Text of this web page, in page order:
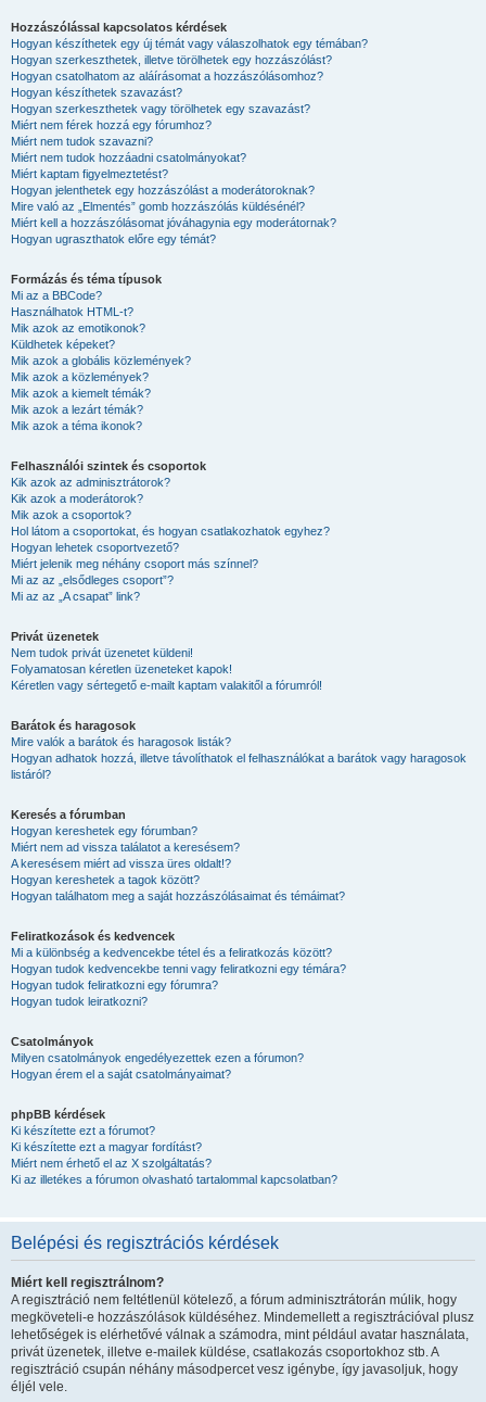
Hozzászólással kapcsolatos kérdések
Hogyan készíthetek egy új témát vagy válaszolhatok egy témában?
Hogyan szerkeszthetek, illetve törölhetek egy hozzászólást?
Hogyan csatolhatom az aláírásomat a hozzászólásomhoz?
Hogyan készíthetek szavazást?
Hogyan szerkeszthetek vagy törölhetek egy szavazást?
Miért nem férek hozzá egy fórumhoz?
Miért nem tudok szavazni?
Miért nem tudok hozzáadni csatolmányokat?
Miért kaptam figyelmeztetést?
Hogyan jelenthetek egy hozzászólást a moderátoroknak?
Mire való az „Elmentés” gomb hozzászólás küldésénél?
Miért kell a hozzászólásomat jóváhagynia egy moderátornak?
Hogyan ugraszthatok előre egy témát?
Formázás és téma típusok
Mi az a BBCode?
Használhatok HTML-t?
Mik azok az emotikonok?
Küldhetek képeket?
Mik azok a globális közlemények?
Mik azok a közlemények?
Mik azok a kiemelt témák?
Mik azok a lezárt témák?
Mik azok a téma ikonok?
Felhasználói szintek és csoportok
Kik azok az adminisztrátorok?
Kik azok a moderátorok?
Mik azok a csoportok?
Hol látom a csoportokat, és hogyan csatlakozhatok egyhez?
Hogyan lehetek csoportvezető?
Miért jelenik meg néhány csoport más színnel?
Mi az az „elsődleges csoport”?
Mi az az „A csapat” link?
Privát üzenetek
Nem tudok privát üzenetet küldeni!
Folyamatosan kéretlen üzeneteket kapok!
Kéretlen vagy sértegető e-mailt kaptam valakitől a fórumról!
Barátok és haragosok
Mire valók a barátok és haragosok listák?
Hogyan adhatok hozzá, illetve távolíthatok el felhasználókat a barátok vagy haragosok
listáról?
Keresés a fórumban
Hogyan kereshetek egy fórumban?
Miért nem ad vissza találatot a keresésem?
A keresésem miért ad vissza üres oldalt!?
Hogyan kereshetek a tagok között?
Hogyan találhatom meg a saját hozzászólásaimat és témáimat?
Feliratkozások és kedvencek
Mi a különbség a kedvencekbe tétel és a feliratkozás között?
Hogyan tudok kedvencekbe tenni vagy feliratkozni egy témára?
Hogyan tudok feliratkozni egy fórumra?
Hogyan tudok leiratkozni?
Csatolmányok
Milyen csatolmányok engedélyezettek ezen a fórumon?
Hogyan érem el a saját csatolmányaimat?
phpBB kérdések
Ki készítette ezt a fórumot?
Ki készítette ezt a magyar fordítást?
Miért nem érhető el az X szolgáltatás?
Ki az illetékes a fórumon olvasható tartalommal kapcsolatban?
Belépési és regisztrációs kérdések
Miért kell regisztrálnom?
A regisztráció nem feltétlenül kötelező, a fórum adminisztrátorán múlik, hogy
megköveteli-e hozzászólások küldéséhez. Mindemellett a regisztrációval plusz
lehetőségek is elérhetővé válnak a számodra, mint például avatar használata,
privát üzenetek, illetve e-mailek küldése, csatlakozás csoportokhoz stb. A
regisztráció csupán néhány másodpercet vesz igénybe, így javasoljuk, hogy
éljél vele.